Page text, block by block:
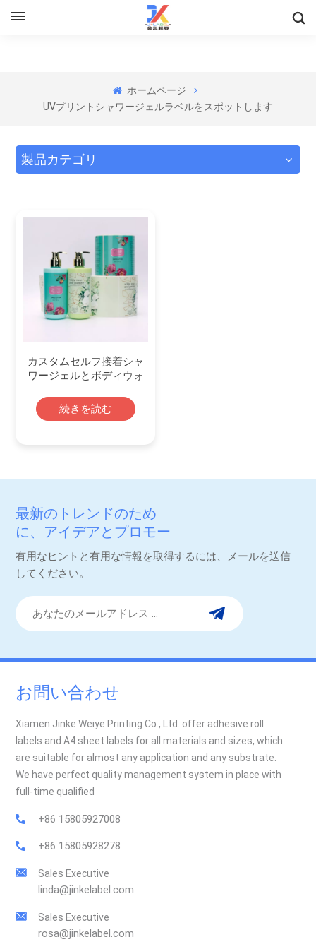
ホームページ
UVプリントシャワージェルラベルをスポットします
製品カテゴリ
カスタムセルフ接着シャ
ワージェルとボディウォ
カー
続きを読む
最新のトレンドのため
に、アイデアとプロモー
ション。
有用なヒントと有用な情報を取得するには、メールを送信
してください。
お問い合わせ
Xiamen Jinke Weiye Printing Co., Ltd. offer adhesive roll
labels and A4 sheet labels for all materials and sizes, which
are suitable for almost any application and any substrate.
We have perfect quality management system in place with
full-time qualified
+86 15805927008
+86 15805928278
Sales Executive
linda@jinkelabel.com
Sales Executive
rosa@jinkelabel.com